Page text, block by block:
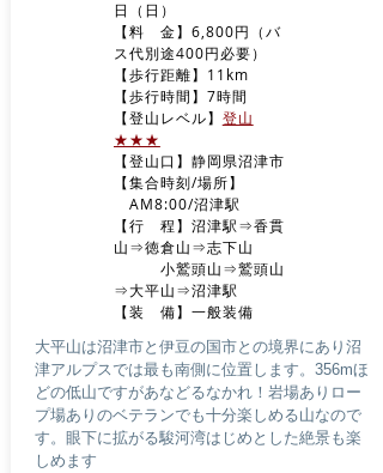
日（日）
【料 金】6,800円（バ
ス代別途400円必要）
【歩行距離】11km
【歩行時間】7時間
​【登山レベル】 登山
★★★
​【登山口】静岡県沼津市
【集合時刻/場所】
AM8:00/沼津駅
​【行 程】沼津駅⇒香貫
山⇒徳倉山⇒志下山
小鷲頭山⇒鷲頭山
⇒大平山⇒沼津駅
​【装 備】一般装備
大平山は沼津市と伊豆の国市との境界にあり沼
津アルプスでは最も南側に位置します。356mほ
どの低山ですがあなどるなかれ！岩場ありロー
プ場ありのベテランでも十分楽しめる山なので
す。眼下に拡がる駿河湾はじめとした絶景も楽
しめます